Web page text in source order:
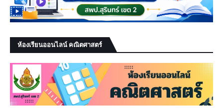
ห้องเรียนออนไลน์ คณิตศาสตร์